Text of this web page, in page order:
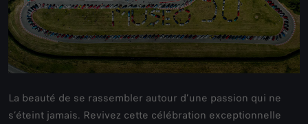
La beauté de se rassembler autour d’une passion qui ne
s’éteint jamais. Revivez cette célébration exceptionnelle